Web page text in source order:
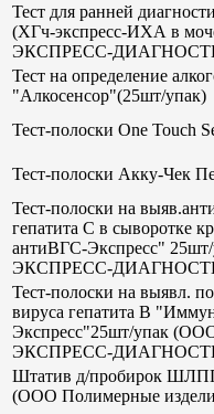
Тест для ранней
(ХГч-экспресс-ИХА в
ЭКСПРЕСС-
Тест на определение
"Алкосенсор"(25шт/упак)
Тест-полоски One Touch
Тест-полоски Акку-Чек
Тест-полоски на
гепатита С в сыворотке
антиВГС-Экспресс"
ЭКСПРЕСС-
Тест-полоски на выявл.
вируса гепатита В
Экспресс"25шт/упак
ЭКСПРЕСС-
Штатив д/пробирок
(ООО Полимерные